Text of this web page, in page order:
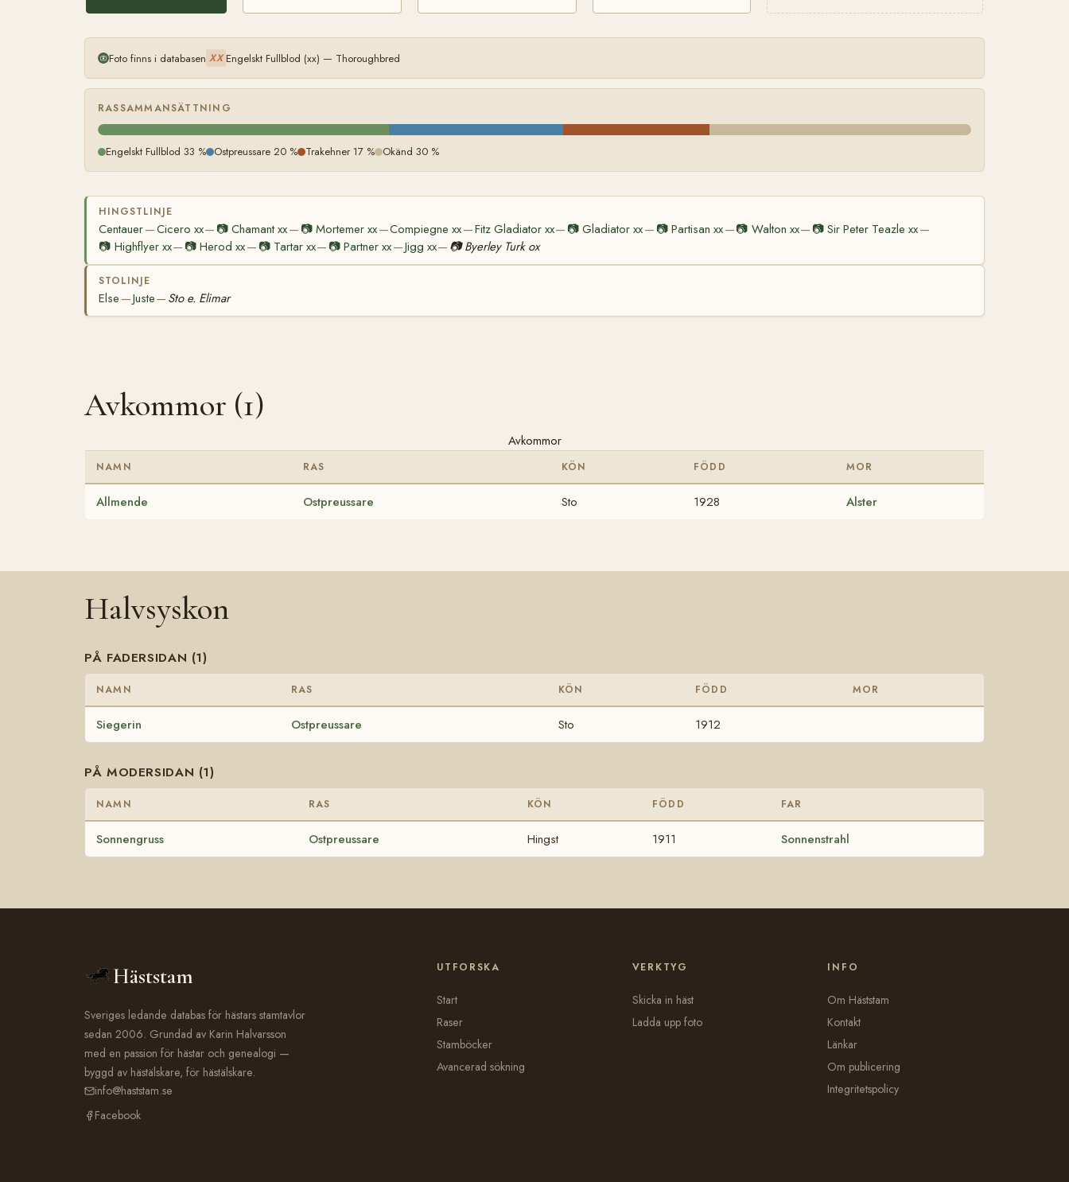
Foto finns i databasen XX Engelskt Fullblod (xx) — Thoroughbred
RASSAMMANSÄTTNING
Engelskt Fullblod 33 % Ostpreussare 20 % Trakehner 17 % Okänd 30 %
HINGSTLINJE
Centauer—Cicero xx— 📷Chamant xx— 📷Mortemer xx—Compiegne xx—Fitz Gladiator xx— 📷Gladiator xx— 📷Partisan xx—📷 Walton xx— 📷Sir Peter Teazle xx—
📷 Highflyer xx— 📷Herod xx— 📷 Tartar xx— 📷 Partner xx—Jigg xx— 📷 Byerley Turk ox
STOLINJE
Else —Juste— Sto e. Elimar
Avkommor (1)
Avkommor
NAMN RAS KÖN FÖDD MOR
Allmende Ostpreussare Sto 1928 Alster
Halvsyskon
PÅ FADERSIDAN (1)
NAMN RAS KÖN FÖDD MOR
Siegerin Ostpreussare Sto 1912
PÅ MODERSIDAN (1)
NAMN RAS KÖN FÖDD FAR
Sonnengruss Ostpreussare Hingst 1911 Sonnenstrahl
Häststam
Sveriges ledande databas för hästars stamtavlor
sedan 2006. Grundad av Karin Halvarsson
med en passion för hästar och genealogi —
byggd av hästälskare, för hästälskare.
info@haststam.se
Facebook
UTFORSKA
Start
Raser
Stamböcker
Avancerad sökning
VERKTYG
Skicka in häst
Ladda upp foto
INFO
Om Häststam
Kontakt
Länkar
Om publicering
Integritetspolicy